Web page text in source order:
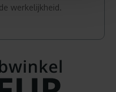
werkelijkheid.